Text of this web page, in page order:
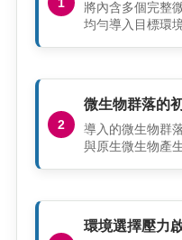
將內含多個完整
均勻導入目標環
微生物群落的
導入的微生物群
與原生微生物產
環境選擇壓力